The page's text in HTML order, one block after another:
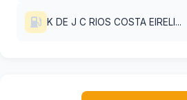
K DE J C RIOS COSTA EIRELI...